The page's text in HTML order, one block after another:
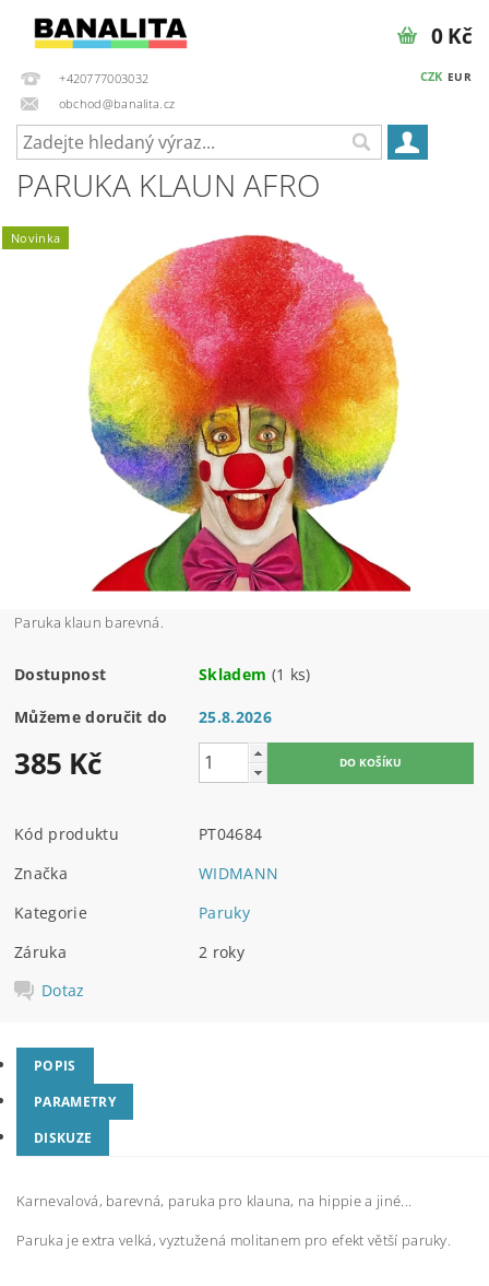
+420777003032
obchod@banalita.cz
CZK EUR
0 Kč
PARUKA KLAUN AFRO
Novinka
Paruka klaun barevná.
Dostupnost Skladem (1 ks)
Můžeme doručit do 25.8.2026
385 Kč
Kód produktu
PT04684
Značka
WIDMANN
Kategorie
Paruky
Záruka
2 roky
Dotaz
POPIS
PARAMETRY
DISKUZE
Karnevalová, barevná, paruka pro klauna, na hippie a jiné...
Paruka je extra velká, vyztužená molitanem pro efekt větší paruky.